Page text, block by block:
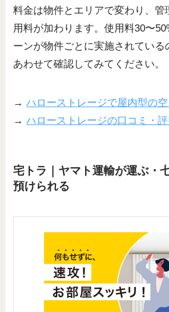
料金は物件とエリアで変わり、管
用料が加わります。使用料30〜
ーンが物件ごとに実施されている
あわせて確認してみてください。
→ハローストレージで屋内型の
→ハローストレージの口コミ・
宅トラ｜ヤマト運輸が運ぶ・
預けられる